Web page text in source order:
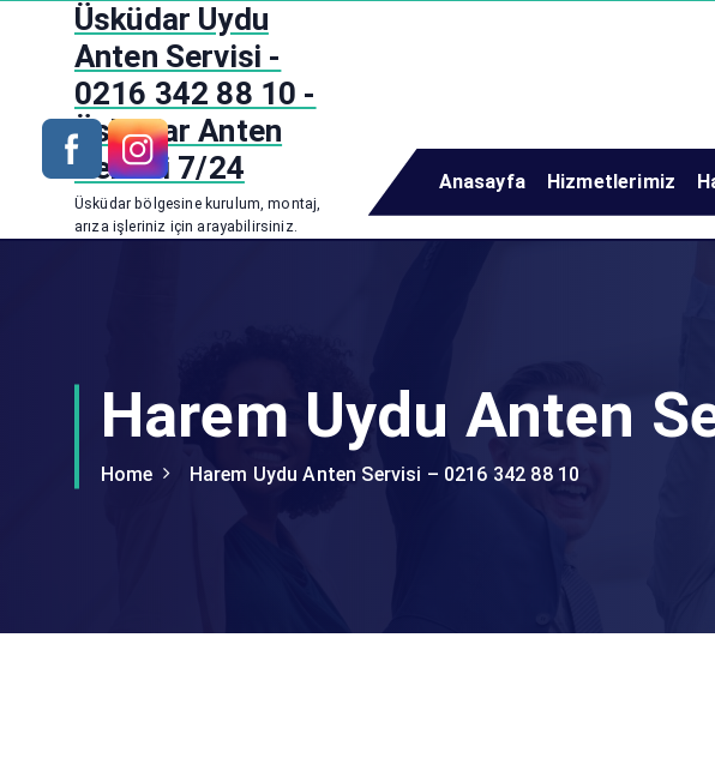
Üsküdar Uydu
Anten Servisi -
0216 342 88 10 -
Üsküdar Anten
Servisi 7/24
Üsküdar bölgesine kurulum, montaj,
arıza işleriniz için arayabilirsiniz.
Anasayfa Hizmetlerimiz
Harem Uydu Anten
Home Harem Uydu Anten Servisi – 0216 342 88 10